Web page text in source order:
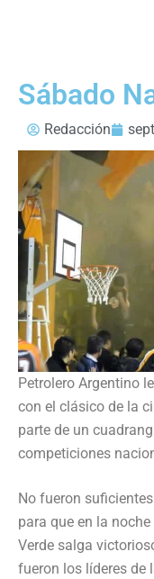
Sábado
Redacción
Petrolero Argentino
con el clásico de la
parte de un
competiciones
No fueron
para que en la
Verde salga
fueron los líderes de